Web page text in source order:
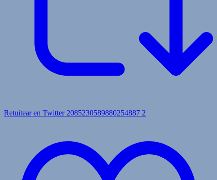
Retuitear en Twitter 2085230589880254887 2